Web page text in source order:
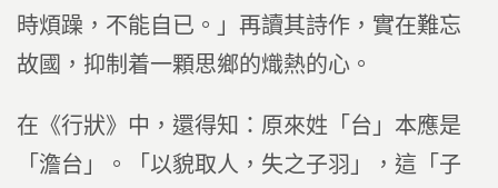
時煩躁，不能自已。」再讀其詩作，實在難忘
故國，抑制着一顆思鄉的熾熱的心。
在《行狀》中，還得知：原來姓「台」本應是
「澹台」。「以貌取人，失之子羽」，這「子